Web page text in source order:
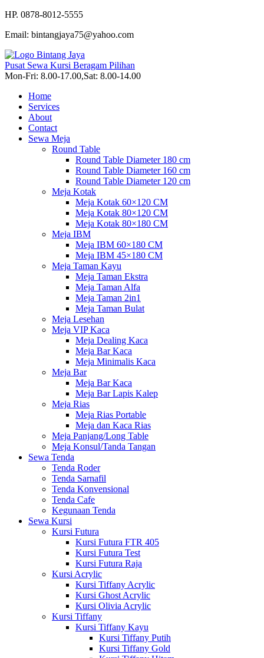
HP. 0878-8012-5555
Email: bintangjaya75@yahoo.com
Pusat Sewa Kursi Beragam Pilihan
Mon-Fri: 8.00-17.00,Sat: 8.00-14.00
Home
Services
About
Contact
Sewa Meja
Round Table
Round Table Diameter 180 cm
Round Table Diameter 160 cm
Round Table Diameter 120 cm
Meja Kotak
Meja Kotak 60×120 CM
Meja Kotak 80×120 CM
Meja Kotak 80×180 CM
Meja IBM
Meja IBM 60×180 CM
Meja IBM 45×180 CM
Meja Taman Kayu
Meja Taman Ekstra
Meja Taman Alfa
Meja Taman 2in1
Meja Taman Bulat
Meja Lesehan
Meja VIP Kaca
Meja Dealing Kaca
Meja Bar Kaca
Meja Minimalis Kaca
Meja Bar
Meja Bar Kaca
Meja Bar Lapis Kalep
Meja Rias
Meja Rias Portable
Meja dan Kaca Rias
Meja Panjang/Long Table
Meja Konsul/Tanda Tangan
Sewa Tenda
Tenda Roder
Tenda Sarnafil
Tenda Konvensional
Tenda Cafe
Kegunaan Tenda
Sewa Kursi
Kursi Futura
Kursi Futura FTR 405
Kursi Futura Test
Kursi Futura Raja
Kursi Acrylic
Kursi Tiffany Acrylic
Kursi Ghost Acrylic
Kursi Olivia Acrylic
Kursi Tiffany
Kursi Tiffany Kayu
Kursi Tiffany Putih
Kursi Tiffany Gold